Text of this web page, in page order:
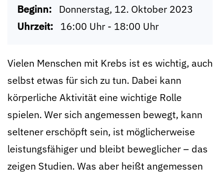
Beginn: Donnerstag, 12. Oktober 2023
Uhrzeit: 16:00 Uhr - 18:00 Uhr
Vielen Menschen mit Krebs ist es wichtig, auch
selbst etwas für sich zu tun. Dabei kann
körperliche Aktivität eine wichtige Rolle
spielen. Wer sich angemessen bewegt, kann
seltener erschöpft sein, ist möglicherweise
leistungsfähiger und bleibt beweglicher – das
zeigen Studien. Was aber heißt angemessen